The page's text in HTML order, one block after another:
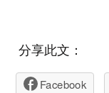
分享此文：
Facebook